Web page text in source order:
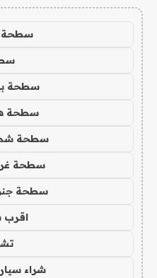
سطحة
سطحة
سطحة
سطحة
سطحة
سطحة
شراء